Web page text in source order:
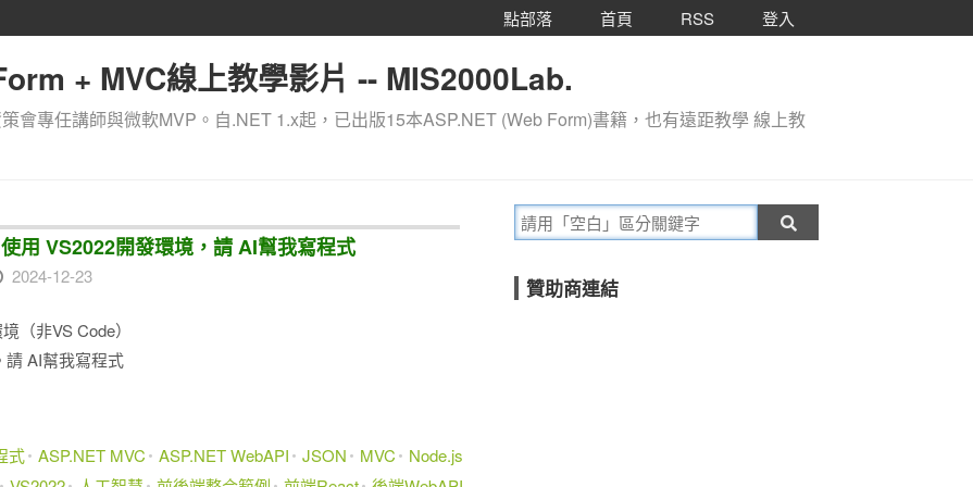
點部落 首頁 RSS 登入
+ MVC線上教學影片 -- MIS2000Lab.
會專任講師與微軟MVP。自.NET 1.x起，已出版15本ASP.NET (Web Form)書籍，也有遠距教學 線上教
用 VS2022開發環境，請 AI幫我寫程式
2024-12-23
（非VS Code）
請 AI幫我寫程式
式 ASP.NET MVC ASP.NET WebAPI JSON MVC
Node.js
贊助商連結